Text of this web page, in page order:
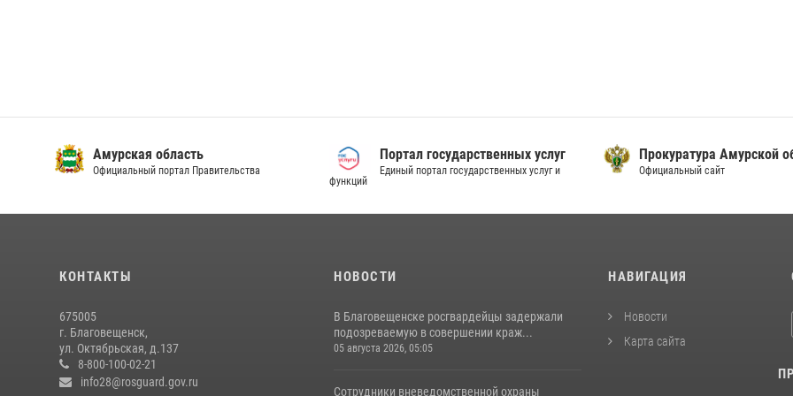
Амурская область
Официальный портал Правительства
Портал государственных услуг
Единый портал государственных услуг и
функций
Прокуратура Амурской
Официальный сайт
КОНТАКТЫ
675005
г. Благовещенск,
ул. Октябрьская, д.137
8-800-100-02-21
info28@rosguard.gov.ru
НОВОСТИ
В Благовещенске росгвардейцы задержали
подозреваемую в совершении краж...
05 августа 2026, 05:05
Сотрудники вневедомственной охраны
НАВИГАЦИЯ
Новости
Карта сайта